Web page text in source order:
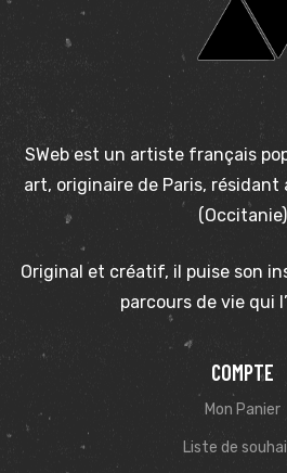
SWeb est un artiste français
art, originaire de Paris, résidant
(Occitanie)
Original et créatif, il puise son
parcours de vie qui
COMPTE
Mon Panier
Liste de